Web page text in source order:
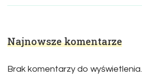
Najnowsze komentarze
Brak komentarzy do wyświetlenia.